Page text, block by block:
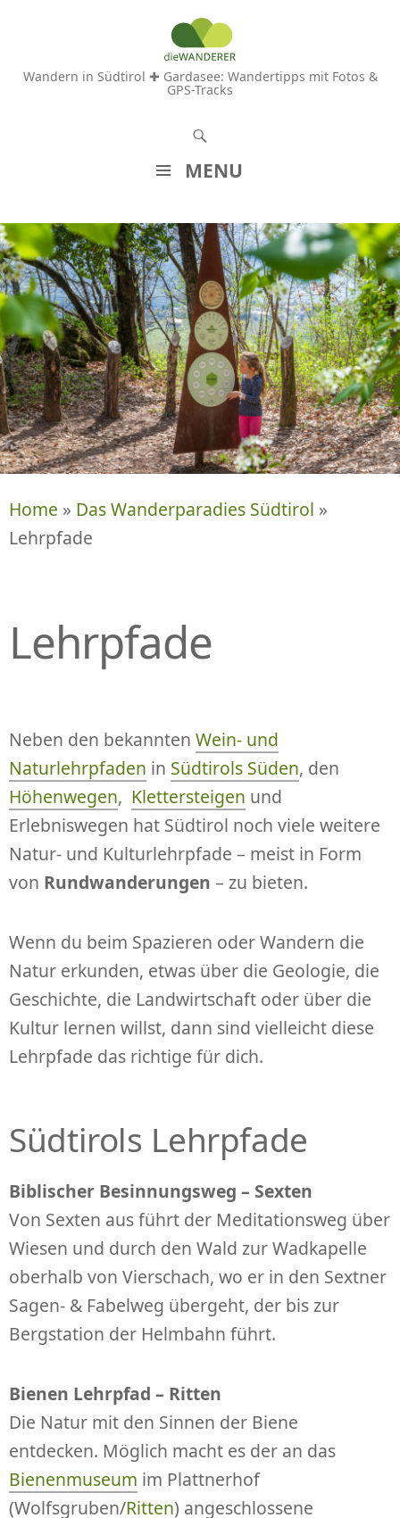
Wandern in Südtirol ✚ Gardasee: Wandertipps mit Fotos &
GPS-Tracks
e
n
MENU
U
M
I
N
H
A
L
T
S
P
R
I
N
E
Home » Das Wanderparadies Südtirol »
Lehrpfade
Lehrpfade
Neben den bekannten Wein- und
Naturlehrpfaden in Südtirols Süden, den
Höhenwegen, Klettersteigen und
Erlebniswegen hat Südtirol noch viele weitere
Natur- und Kulturlehrpfade – meist in Form
von Rundwanderungen – zu bieten.
Wenn du beim Spazieren oder Wandern die
Natur erkunden, etwas über die Geologie, die
Geschichte, die Landwirtschaft oder über die
Kultur lernen willst, dann sind vielleicht diese
Lehrpfade das richtige für dich.
Südtirols Lehrpfade
Biblischer Besinnungsweg – Sexten
Von Sexten aus führt der Meditationsweg über
Wiesen und durch den Wald zur Wadkapelle
oberhalb von Vierschach, wo er in den Sextner
Sagen- & Fabelweg übergeht, der bis zur
Bergstation der Helmbahn führt.
Bienen Lehrpfad – Ritten
Die Natur mit den Sinnen der Biene
entdecken. Möglich macht es der an das
Bienenmuseum im Plattnerhof
(Wolfsgruben/Ritten) angeschlossene